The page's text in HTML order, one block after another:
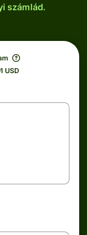
számlád.
USD